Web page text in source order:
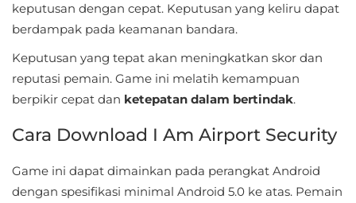
Music
Audio
News
keputusan dengan cepat. Keputusan yang keliru dapat
berdampak pada keamanan bandara.
Keputusan yang tepat akan meningkatkan skor dan
reputasi pemain. Game ini melatih kemampuan
berpikir cepat dan ketepatan dalam bertindak.
Cara Download I Am Airport Security
Game ini dapat dimainkan pada perangkat Android
dengan spesifikasi minimal Android 5.0 ke atas. Pemain